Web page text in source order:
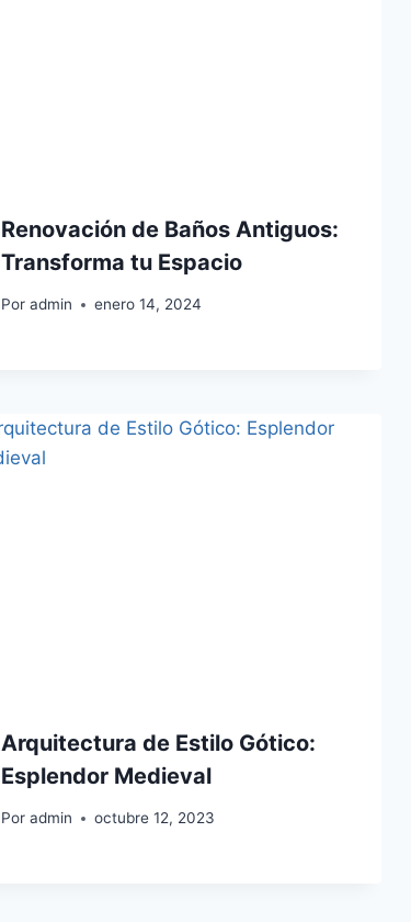
Renovación de Baños Antiguos:
Transforma tu Espacio
Por admin enero 14, 2024
Arquitectura de Estilo Gótico:
Esplendor Medieval
Por admin octubre 12, 2023